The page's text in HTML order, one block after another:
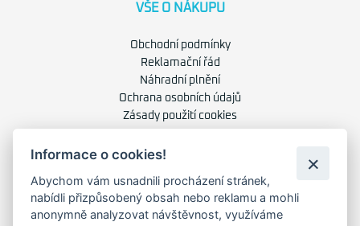
VŠE O NÁKUPU
Obchodní podmínky
Reklamační řád
Náhradní plnění
Ochrana osobních údajů
Zásady použití cookies
O NÁS
O společnosti
Kariéra
Informace o cookies!
Abychom vám usnadnili procházení stránek,
nabídli přizpůsobený obsah nebo reklamu a mohli
anonymně analyzovat návštěvnost, využíváme